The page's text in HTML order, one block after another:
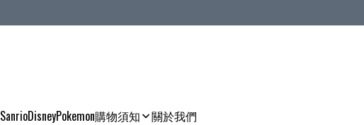
SanrioDisneyPokemon購物須知 關於我們